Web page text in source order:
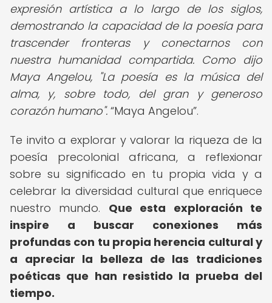
expresión artística a lo largo de los siglos,
demostrando la capacidad de la poesía para
trascender fronteras y conectarnos con
nuestra humanidad compartida. Como dijo
Maya Angelou, "La poesía es la música del
alma, y, sobre todo, del gran y generoso
corazón humano". Maya Angelou .
Te invito a explorar y valorar la riqueza de la
poesía precolonial africana, a reflexionar
sobre su significado en tu propia vida y a
celebrar la diversidad cultural que enriquece
nuestro mundo. Que esta exploración te
inspire a buscar conexiones más
profundas con tu propia herencia cultural y
a apreciar la belleza de las tradiciones
poéticas que han resistido la prueba del
tiempo.